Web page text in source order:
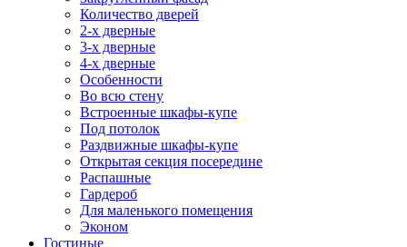
Количество дверей
2-х дверные
3-х дверные
4-х дверные
Особенности
Во всю стену
Встроенные шкафы-купе
Под потолок
Раздвижные шкафы-купе
Открытая секция посередине
Распашные
Гардероб
Для маленького помещения
Эконом
Гостиные